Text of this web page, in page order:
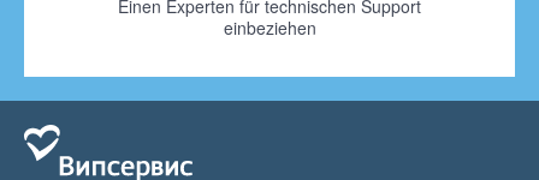
Einen Experten für technischen Support
einbeziehen